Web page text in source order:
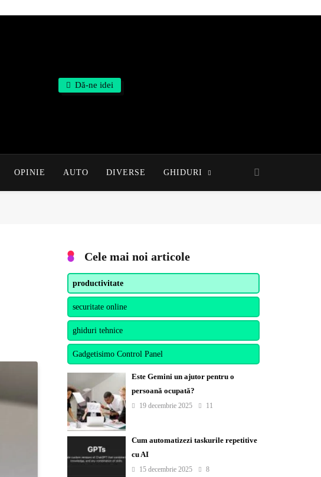
Dă-ne idei
OPINIE AUTO DIVERSE GHIDURI
Cele mai noi articole
productivitate
securitate online
ghiduri tehnice
Gadgetisimo Control Panel
Este Gemini un ajutor pentru o
persoană ocupată?
19 decembrie 2025 11
Cum automatizezi taskurile repetitive
cu AI
15 decembrie 2025 8